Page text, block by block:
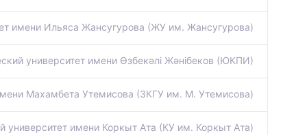
имени Ильяса Жансугурова (ЖУ им. Жансугурова)
университет имени Өзбекәлі Жәнібеков (ЮКПИ)
Махамбета Утемисова (ЗКГУ им. М. Утемисова)
университет имени Коркыт Ата (КУ им. Коркыт Ата)